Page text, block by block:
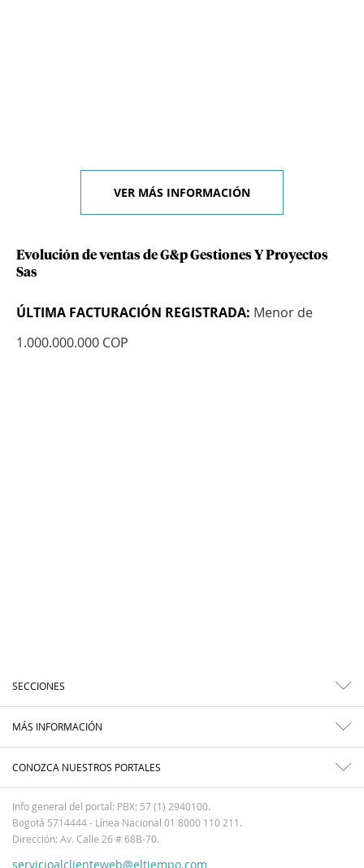
VER MÁS INFORMACIÓN
Evolución de ventas de G&p Gestiones Y Proyectos
Sas
ÚLTIMA FACTURACIÓN REGISTRADA: Menor de
1.000.000.000 COP
SECCIONES
MÁS INFORMACIÓN
CONOZCA NUESTROS PORTALES
Info general del portal: PBX: 57 (1) 2940100.
Bogotá 5714444 - Línea Nacional 01 8000 110 211.
Dirección: Av. Calle 26 # 68B-70.
servicioalclienteweb@eltiempo.com